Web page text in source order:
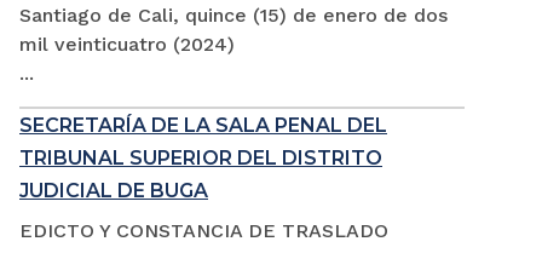
Santiago de Cali, quince (15) de enero de dos
mil veinticuatro (2024)
...
SECRETARÍA DE LA SALA PENAL DEL
TRIBUNAL SUPERIOR DEL DISTRITO
JUDICIAL DE BUGA
EDICTO Y CONSTANCIA DE TRASLADO